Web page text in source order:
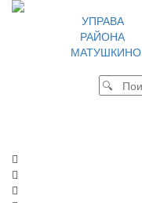
УПРАВА
РАЙОНА
МАТУШКИНО